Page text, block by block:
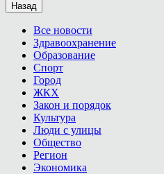
Назад
Все новости
Здравоохранение
Образование
Спорт
Город
ЖКХ
Закон и порядок
Культура
Люди с улицы
Общество
Регион
Экономика